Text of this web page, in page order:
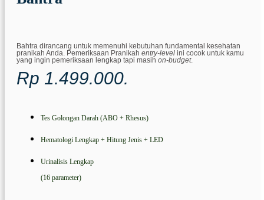
Bahtra dirancang untuk memenuhi kebutuhan fundamental kesehatan
pranikah Anda. Pemeriksaan Pranikah entry-level ini cocok untuk kamu
yang ingin pemeriksaan lengkap tapi masih on-budget.
Rp 1.499.000.
Tes Golongan Darah (ABO + Rhesus)
Hematologi Lengkap + Hitung Jenis + LED
Urinalisis Lengkap
(16 parameter)